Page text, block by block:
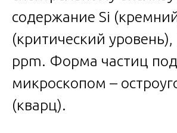
содержание Si
(критический уровень),
ppm. Форма частиц под
микроскопом –
(кварц).